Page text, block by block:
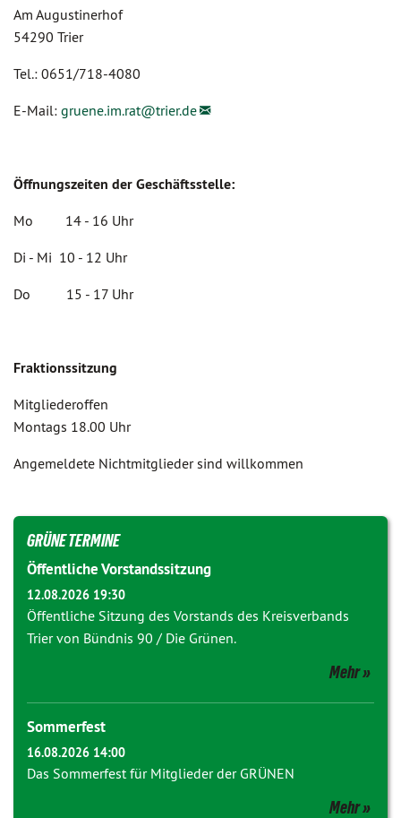
Am Augustinerhof
54290 Trier
Tel.: 0651/718-4080
E-Mail: gruene.im.rat@trier.de
Öffnungszeiten der Geschäftsstelle:
Mo 14 - 16 Uhr
Di - Mi 10 - 12 Uhr
Do 15 - 17 Uhr
Fraktionssitzung
Mitgliederoffen
Montags 18.00 Uhr
Angemeldete Nichtmitglieder sind willkommen
GRÜNE TERMINE
Öffentliche Vorstandssitzung
12.08.2026 19:30
Öffentliche Sitzung des Vorstands des Kreisverbands
Trier von Bündnis 90 / Die Grünen.
Mehr
Sommerfest
16.08.2026 14:00
Das Sommerfest für Mitglieder der GRÜNEN
Mehr